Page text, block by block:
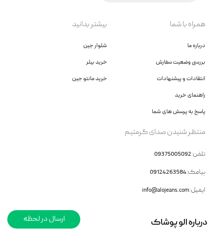
ارسال در لحظه
همراه با شما
درباره ما
بررسی وضعیت سفارش
انتقادات و پیشنهادات
راهنمای خرید
پاسخ به پرسش های شما
بیشتر بدانید
شلوار جین
خرید بیلر
خرید مانتو جین
منتظر شنیدن صدای گرمتیم
تلفن:09375005092
پیامک:09124263584
ایمیل:info@alojeans.com
درباره الو‌ پوشاک